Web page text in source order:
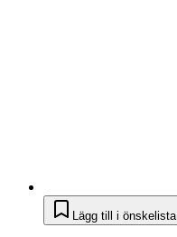
Lägg till i önskelista